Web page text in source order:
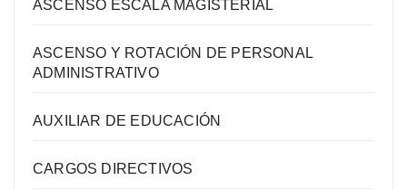
ASCENSO ESCALA MAGISTERIAL
ASCENSO Y ROTACIÓN DE PERSONAL
ADMINISTRATIVO
AUXILIAR DE EDUCACIÓN
CARGOS DIRECTIVOS